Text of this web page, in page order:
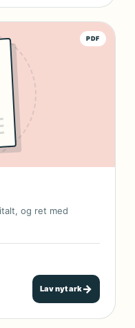
PDF
og ret med
Lav nyt ark→